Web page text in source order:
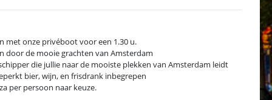
met onze privéboot voor een 1.30 u.
door de mooie grachten van Amsterdam
die jullie naar de mooiste plekken van Amsterdam leidt
bier, wijn, en frisdrank inbegrepen
per persoon naar keuze.